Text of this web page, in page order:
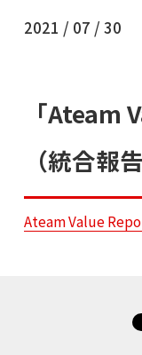
2021 / 07 / 30
「Ateam
（統合報
Ateam Value